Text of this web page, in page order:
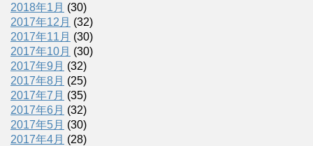
2018年1月 (30)
2017年12月 (32)
2017年11月 (30)
2017年10月 (30)
2017年9月 (32)
2017年8月 (25)
2017年7月 (35)
2017年6月 (32)
2017年5月 (30)
2017年4月 (28)